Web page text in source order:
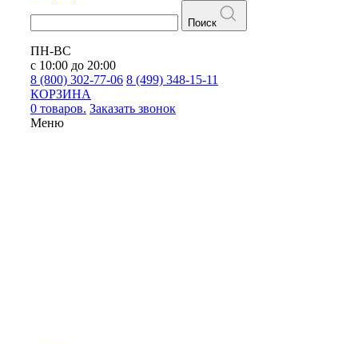
Поиск
ПН-ВС
с 10:00 до 20:00
8 (800) 302-77-06 8 (499) 348-15-11
КОРЗИНА
0 товаров. Заказать звонок
Меню